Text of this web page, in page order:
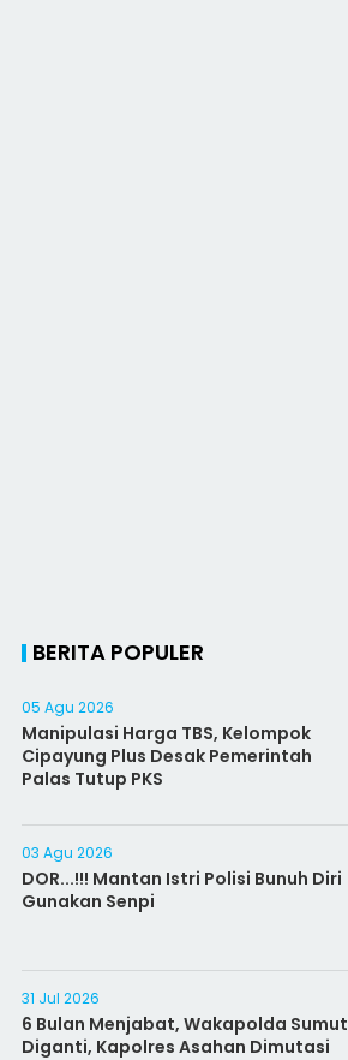
BERITA POPULER
05 Agu 2026
Manipulasi Harga TBS, Kelompok
Cipayung Plus Desak Pemerintah
Palas Tutup PKS
03 Agu 2026
DOR...!!! Mantan Istri Polisi Bunuh Diri
Gunakan Senpi
31 Jul 2026
6 Bulan Menjabat, Wakapolda Sumut
Diganti, Kapolres Asahan Dimutasi